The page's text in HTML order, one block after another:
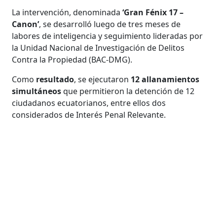
La intervención, denominada‘Gran Fénix 17 –
Canon’, se desarrolló luego de tres meses de
labores de inteligencia y seguimiento lideradas por
la Unidad Nacional de Investigación de Delitos
Contra la Propiedad (BAC-DMG).
Como resultado, se ejecutaron 12 allanamientos
simultáneosque permitieron la detención de 12
ciudadanos ecuatorianos, entre ellos dos
considerados de Interés Penal Relevante.